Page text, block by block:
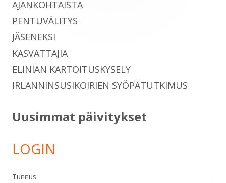
AJANKOHTAISTA
PENTUVÄLITYS
JÄSENEKSI
KASVATTAJIA
ELINIÄN KARTOITUSKYSELY
IRLANNINSUSIKOIRIEN SYÖPÄTUTKIMUS
Uusimmat päivitykset
LOGIN
Tunnus